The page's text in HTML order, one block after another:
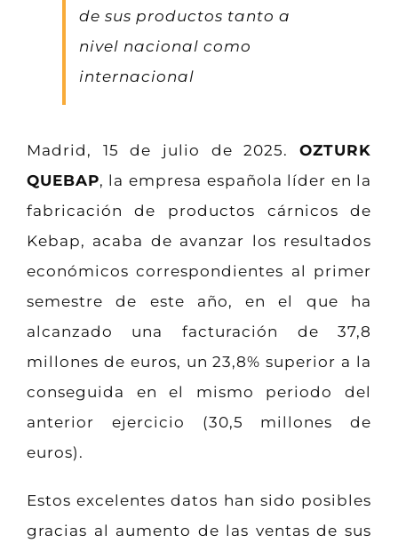
de sus productos tanto a
nivel nacional como
internacional
Madrid, 15 de julio de 2025.OZTURK
QUEBAP, la empresa española líder en la
fabricación de productos cárnicos de
Kebap, acaba de avanzar los resultados
económicos correspondientes al primer
semestre de este año, en el que ha
alcanzado una facturación de 37,8
millones de euros, un 23,8% superior a la
conseguida en el mismo periodo del
anterior ejercicio (30,5 millones de
euros).
Estos excelentes datos han sido posibles
gracias al aumento de las ventas de sus